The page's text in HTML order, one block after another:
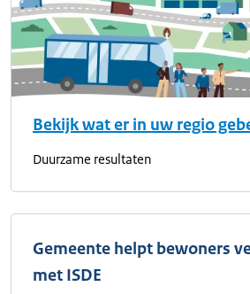
Bekijk wat er in uw regio
Duurzame resultaten
Gemeente helpt bewoners
met ISDE